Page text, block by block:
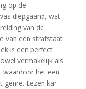
op de
diepgaand, wat
van de
van een strafstaat
is een perfect
vermakelijk als
waardoor het een
genre. Lezen kan